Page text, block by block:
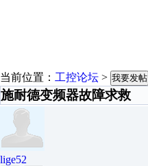
当前位置： 工控论坛 > 我要发帖
施耐德变频器故障求救
lige52